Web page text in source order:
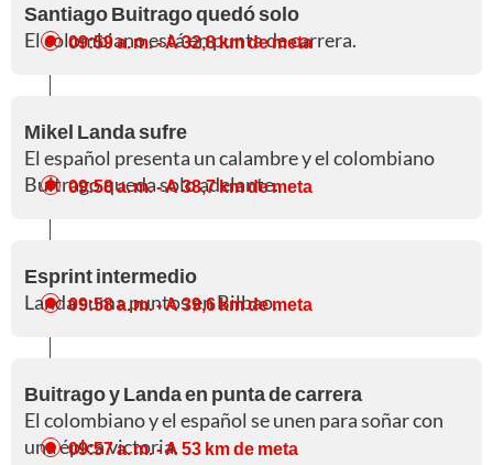
Santiago Buitrago quedó solo
El colombiano está en punta de carrera.
09:59 a. m.- A 32,8 km de meta
Mikel Landa sufre
El español presenta un calambre y el colombiano
Buitrago queda solo adelante.
09:58 a. m.- A 38,7 km de meta
Esprint intermedio
Landa suma puntos en Bilbao.
09:58 a. m.- A 39,6 km de meta
Buitrago y Landa en punta de carrera
El colombiano y el español se unen para soñar con
una épica victoria.
09:57 a. m.- A 53 km de meta